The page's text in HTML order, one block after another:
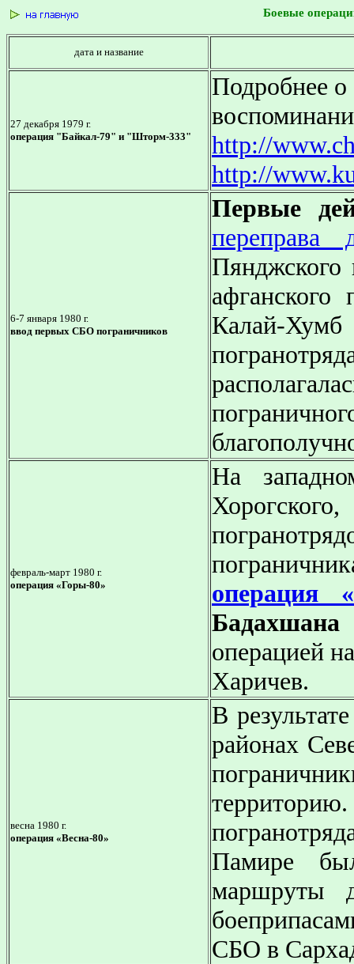
Боевые
дата и название
27 декабря 1979 г.
операция "Байкал-79" и "Шторм-333"
Подробнее о
http://
http://
6-7 января 1980 г.
ввод первых СБО пограничников
Первые
Пянджского
Калай-
февраль-март 1980 г.
операция «Горы-80»
На
операция
Бадахшана
операцией
Харичев.
весна 1980 г.
операция «Весна-80»
В
районах
Памире
маршруты
СБО в